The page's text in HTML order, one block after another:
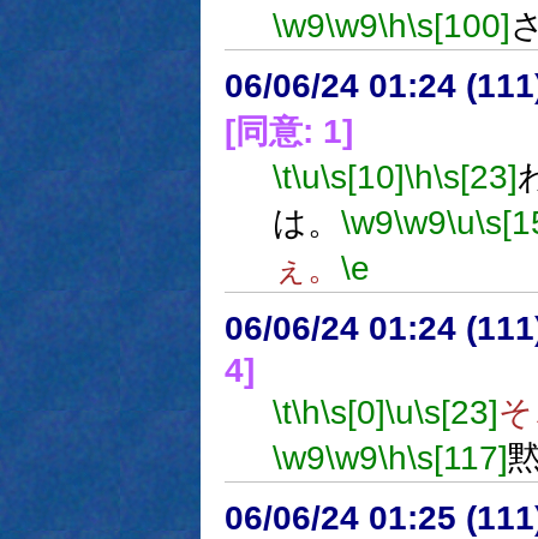
\w9\w9\h\s[100]
06/06/24 01:24
[同意: 1]
\t\u\s[10]\h\s[23]
は。 \w9\w9\u
ぇ。 \e
06/06/24 01:24
4]
\t\h\s[0]\u\s[23]
\w9\w9\h\s[117]
06/06/24 01:25